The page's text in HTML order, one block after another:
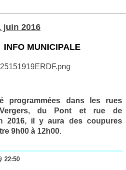
juin 2016
MUNICIPALE
programmées dans les rues
du Pont et rue de
2016, il y aura des coupures
9h00 à 12h00.
22:50